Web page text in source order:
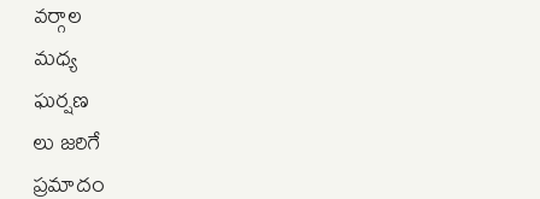
వర్గాల
మధ్య
ఘర్షణ
లు జరిగే
ప్రమాదం